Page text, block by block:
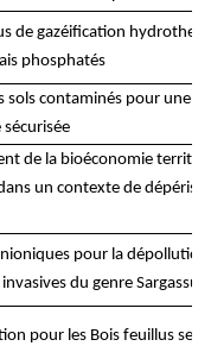
de gazéification
phosphatés
sols contaminés pour une
de la bioéconomie
un contexte de
pour la dépollution
du genre
pour les Bois feuillus